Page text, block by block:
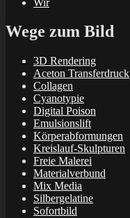
Wege zum Bild
3D Rendering
Aceton Transferdruck
Collagen
Cyanotypie
Digital Poison
Emulsionslift
Körperabformungen
Kreislauf-Skulpturen
Freie Malerei
Materialverbund
Mix Media
Silbergelatine
Sofortbild